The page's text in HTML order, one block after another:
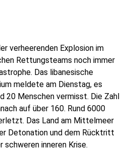
verheerenden Explosion im
Rettungsteams noch immer
Das libanesische
meldete am Dienstag, es
20 Menschen vermisst. Die Zahl
auf über 160. Rund 6000
Das Land am Mittelmeer
Detonation und dem Rücktritt
schweren inneren Krise.